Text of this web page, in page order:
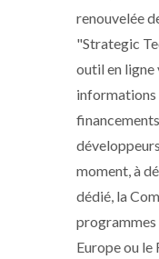
renouvelée
"Strategic
outil en ligne
informations
moment, à
dédié, la
programmes
Europe ou le